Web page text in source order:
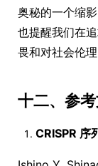
奥秘的一个缩
也提醒我们在
畏和对社会伦理
十二、参
CRISPR 序